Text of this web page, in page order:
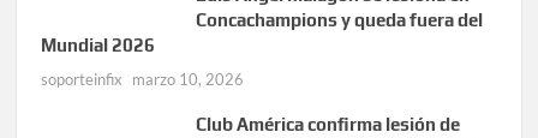
Concachampions y queda fuera del
Mundial 2026
soporteinfix marzo 10, 2026
Club América confirma lesión de